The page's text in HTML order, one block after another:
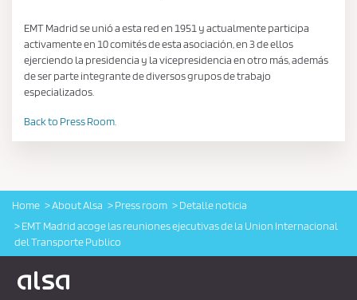
EMT Madrid se unió a esta red en 1951 y actualmente participa
activamente en 10 comités de esta asociación, en 3 de ellos
ejerciendo la presidencia y la vicepresidencia en otro más, además
de ser parte integrante de diversos grupos de trabajo
especializados.
Back to Press Room.
Home About Alsa Press room
Detalle noticia
EMT Madrid acoge las reuniones ejecutivas de la Union Internacional
del Transporte PublicoLogo Alsa